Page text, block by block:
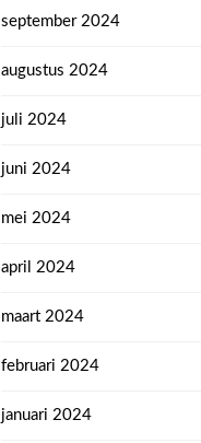
september 2024
augustus 2024
juli 2024
juni 2024
mei 2024
april 2024
maart 2024
februari 2024
januari 2024